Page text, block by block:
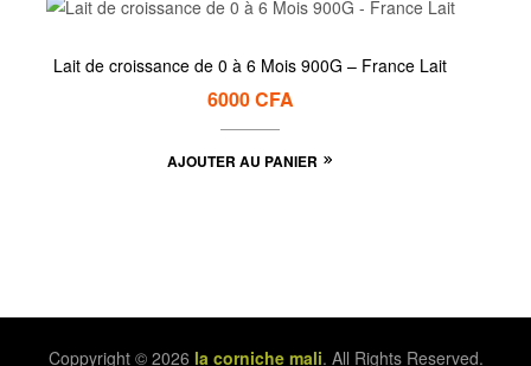
Lait de croissance de 0 à 6 Mois 900G – France Lait
6000CFA
AJOUTER AU PANIER
Coppyright © 2026 la corniche mali. All Rights Reserved.